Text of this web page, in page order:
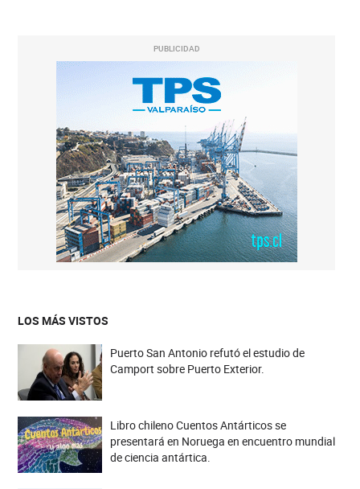
PUBLICIDAD
LOS MÁS VISTOS
Puerto San Antonio refutó el estudio de
Camport sobre Puerto Exterior.
Libro chileno Cuentos Antárticos se
presentará en Noruega en encuentro mundial
de ciencia antártica.